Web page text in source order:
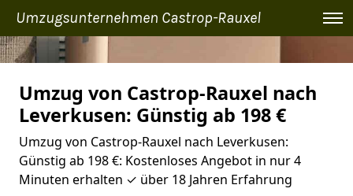
Umzugsunternehmen Castrop-Rauxel
Umzug von Castrop-Rauxel nach
Leverkusen: Günstig ab 198 €
Umzug von Castrop-Rauxel nach Leverkusen:
Günstig ab 198 €: Kostenloses Angebot in nur 4
Minuten erhalten ✓ über 18 Jahren Erfahrung